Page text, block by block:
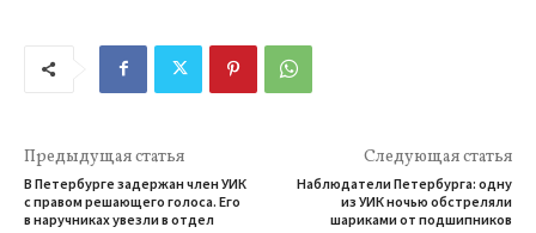
Предыдущая статья
В Петербурге задержан член УИК
с правом решающего голоса. Его
в наручниках увезли в отдел
Следующая статья
Наблюдатели Петербурга: одну
из УИК ночью обстреляли
шариками от подшипников